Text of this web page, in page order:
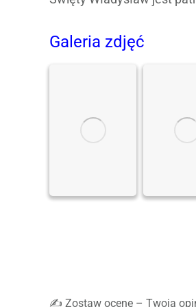
Galeria zdjęć
✍️ Zostaw ocenę – Twoja